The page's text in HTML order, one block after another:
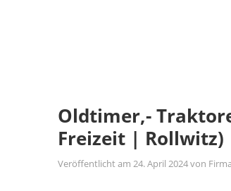
Oldtimer,-
Freizeit | Rollwitz)
Veröffentlicht am 24. April 2024von